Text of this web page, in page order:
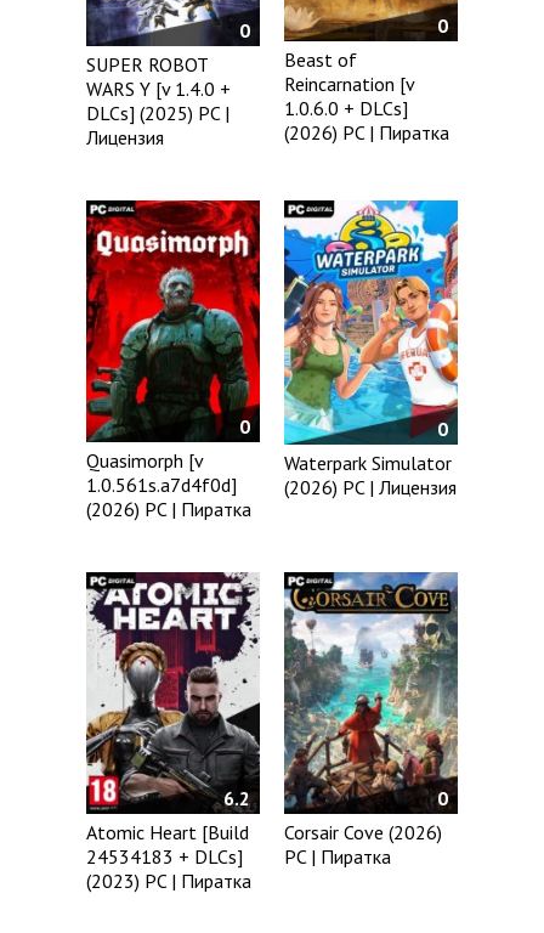
0
SUPER ROBOT
WARS Y [v 1.4.0 +
DLCs] (2025) PC |
Лицензия
0
Beast of
Reincarnation [v
1.0.6.0 + DLCs]
(2026) PC | Пиратка
0
Quasimorph [v
1.0.561s.a7d4f0d]
(2026) PC | Пиратка
0
Waterpark Simulator
(2026) PC | Лицензия
6.2
Atomic Heart [Build
24534183 + DLCs]
(2023) PC | Пиратка
0
Corsair Cove (2026)
PC | Пиратка